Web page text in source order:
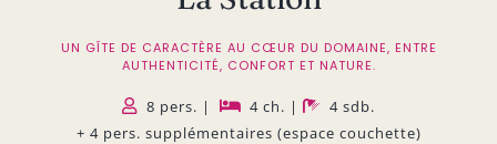
UN GÎTE DE CARACTÈRE AU CŒUR DU DOMAINE, ENTRE
AUTHENTICITÉ, CONFORT ET NATURE.
8 pers. | 4 ch. |
4 sdb.
+ 4 pers. supplémentaires (espace couchette)